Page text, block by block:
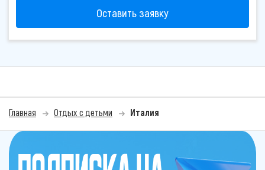
Оставить заявку
Главная Отдых с детьми Италия